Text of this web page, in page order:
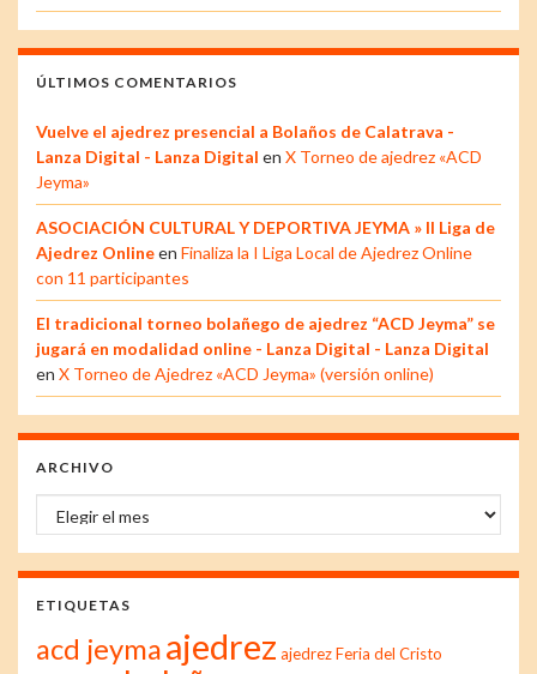
ÚLTIMOS COMENTARIOS
Vuelve el ajedrez presencial a Bolaños de Calatrava -
Lanza Digital - Lanza Digital en X Torneo de ajedrez «ACD
Jeyma»
ASOCIACIÓN CULTURAL Y DEPORTIVA JEYMA » II Liga de
Ajedrez Onlineen Finaliza la I Liga Local de Ajedrez Online
con 11 participantes
El tradicional torneo bolañego de ajedrez “ACD Jeyma” se
jugará en modalidad online - Lanza Digital - Lanza Digital
en X Torneo de Ajedrez «ACD Jeyma» (versión online)
ARCHIVO
Archivo
ETIQUETAS
acd jeymaajedrez ajedrez Feria del Cristo